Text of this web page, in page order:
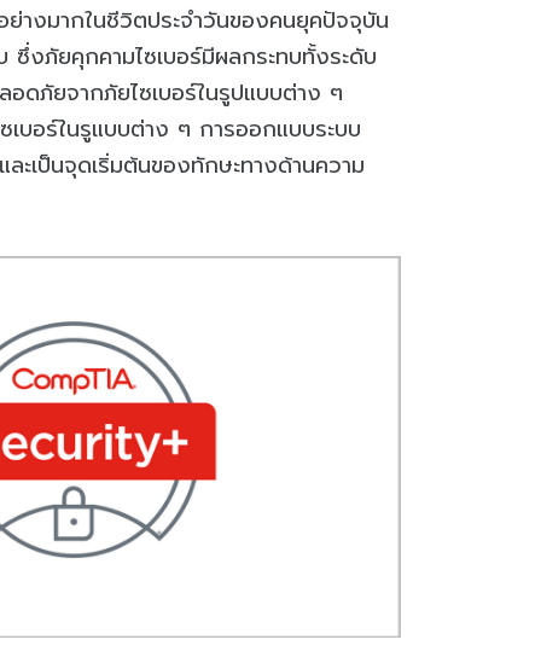
ย่างมากในชีวิตประจำวันของคนยุคปัจจุบัน
งภัยคุกคามไซเบอร์มีผลกระทบทั้งระดับ
ดภัยจากภัยไซเบอร์ในรูปแบบต่าง ๆ
บอร์ในรูแบบต่าง ๆ การออกแบบระบบ
ะเป็นจุดเริ่มต้นของทักษะทางด้านความ